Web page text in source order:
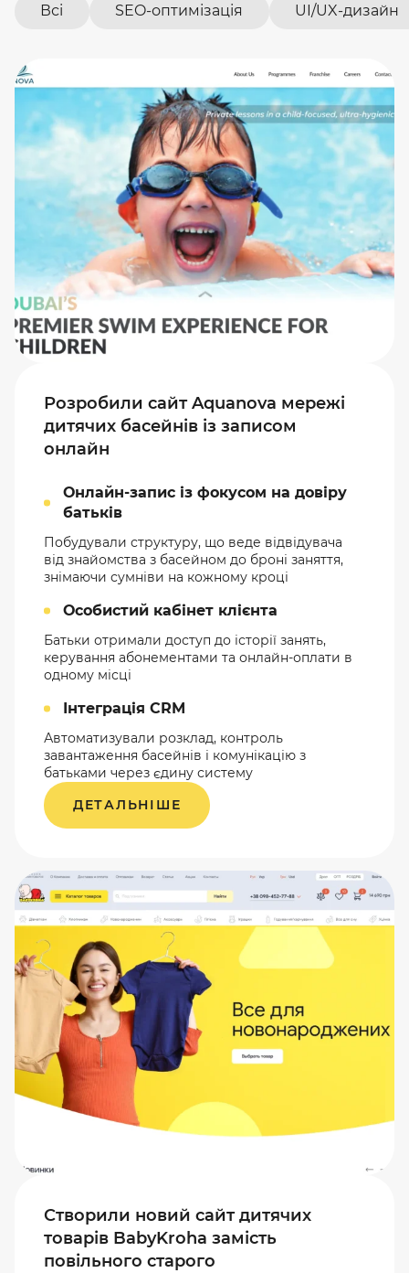
Всі SEO-оптимізація UI/UX-дизайн
Розробили сайт Aquanova мережі
дитячих басейнів із записом
онлайн
Онлайн-запис із фокусом на довіру
батьків
Побудували структуру, що веде відвідувача
від знайомства з басейном до броні заняття,
знімаючи сумніви на кожному кроці
Особистий кабінет клієнта
Батьки отримали доступ до історії занять,
керування абонементами та онлайн-оплати в
одному місці
Інтеграція CRM
Автоматизували розклад, контроль
завантаження басейнів і комунікацію з
батьками через єдину систему
ДЕТАЛЬНІШЕ
Створили новий сайт дитячих
товарів BabyKroha замість
повільного старого